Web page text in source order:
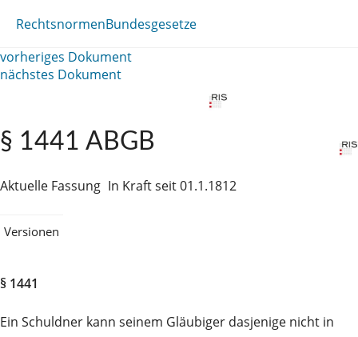
RechtsnormenBundesgesetze
vorheriges Dokument
nächstes Dokument
§ 1441 ABGB
Aktuelle Fassung In Kraft seit 01.1.1812
Versionen
§ 1441
Ein Schuldner kann seinem Gläubiger dasjenige nicht in